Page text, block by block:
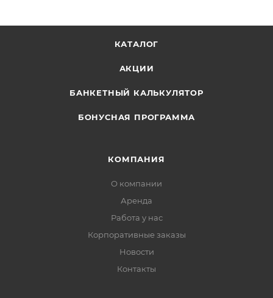
КАТАЛОГ
АКЦИИ
БАНКЕТНЫЙ КАЛЬКУЛЯТОР
БОНУСНАЯ ПРОГРАММА
КОМПАНИЯ
О компании
Аренда
Работа у нас
Корпоративные заказы
Новости
Контакты